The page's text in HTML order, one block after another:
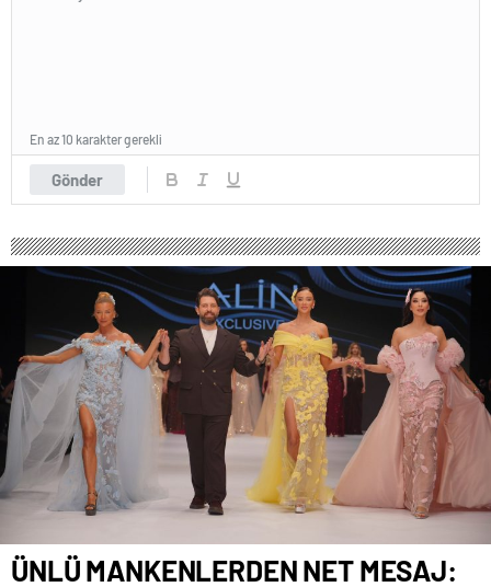
Gönder
En az 10 karakter gerekli
ÜNLÜ MANKENLERDEN NET MESAJ: